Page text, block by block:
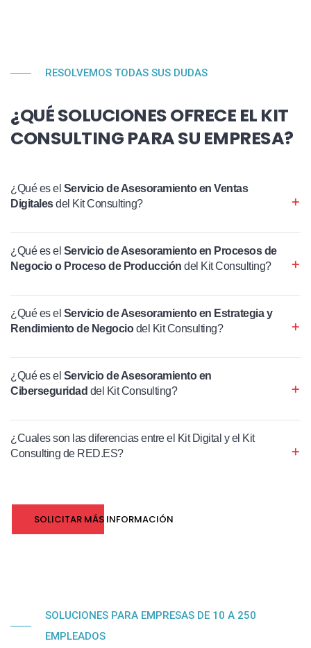
RESOLVEMOS TODAS SUS DUDAS
¿QUÉ SOLUCIONES OFRECE EL KIT
CONSULTING PARA SU EMPRESA?
¿Qué es el Servicio de Asesoramiento en Ventas
Digitalesdel Kit Consulting?
¿Qué es el Servicio de Asesoramiento en Procesos de
Negocio o Proceso de Producción del Kit Consulting?
¿Qué es el Servicio de Asesoramiento en Estrategia y
Rendimiento de Negociodel Kit Consulting?
¿Qué es el Servicio de Asesoramiento en
Ciberseguridad del Kit Consulting?
¿Cuales son las diferencias entre el Kit Digital y el Kit
Consulting de RED.ES?
SOLICITAR MÁS INFORMACIÓN
SOLUCIONES PARA EMPRESAS DE 10 A 250
EMPLEADOS